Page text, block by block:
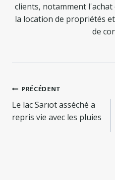
clients, notamment
la location de propriétés
de
Navigation
de
l’article
PRÉCÉDENT
Le lac Sarıot asséché a
repris vie avec les pluies